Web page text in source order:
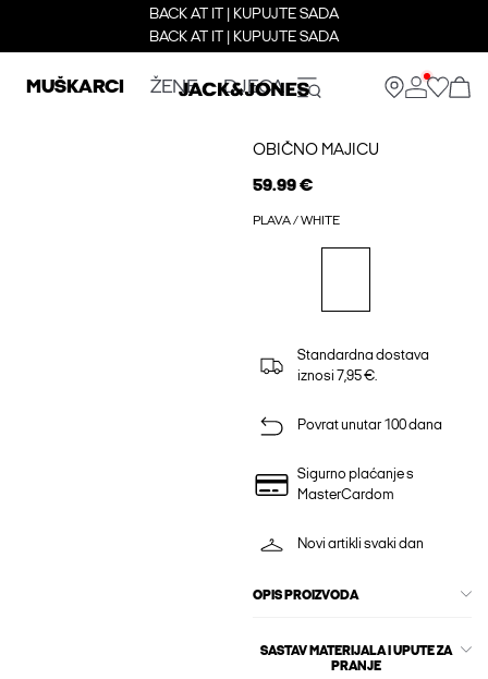
BACK AT IT | KUPUJTE SADA
BACK AT IT | KUPUJTE SADA
MUŠKARCI ŽENE DJECA
OBIČNO MAJICU
59.99 €
PLAVA / WHITE
Standardna dostava
iznosi 7,95 €.
Povrat unutar 100 dana
Sigurno plaćanje s
MasterCardom
Novi artikli svaki dan
OPIS PROIZVODA
SASTAV MATERIJALA I UPUTE ZA
PRANJE